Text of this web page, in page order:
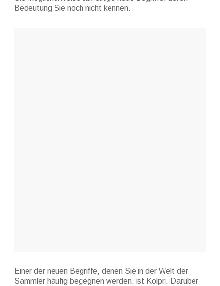
Bedeutung Sie noch nicht kennen.
Einer der neuen Begriffe, denen Sie in der Welt der
Sammler häufig begegnen werden, ist Kolpri. Darüber